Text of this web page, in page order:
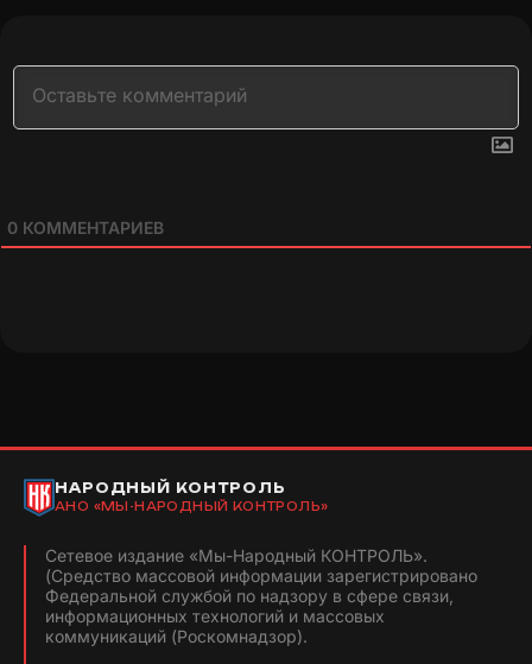
0 КОММЕНТАРИЕВ
НАРОДНЫЙ КОНТРОЛЬ
АНО «МЫ-НАРОДНЫЙ КОНТРОЛЬ»
Сетевое издание «Мы-Народный КОНТРОЛЬ».
(Средство массовой информации зарегистрировано
Федеральной службой по надзору в сфере связи,
информационных технологий и массовых
коммуникаций (Роскомнадзор).